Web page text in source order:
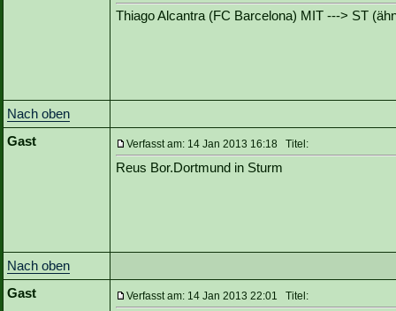
Thiago Alcantra (FC Barcelona) MIT ---> ST
Nach oben
Gast
Verfasst am: 14 Jan 2013 16:18 Titel:
Reus Bor.Dortmund in Sturm
Nach oben
Gast
Verfasst am: 14 Jan 2013 22:01 Titel: